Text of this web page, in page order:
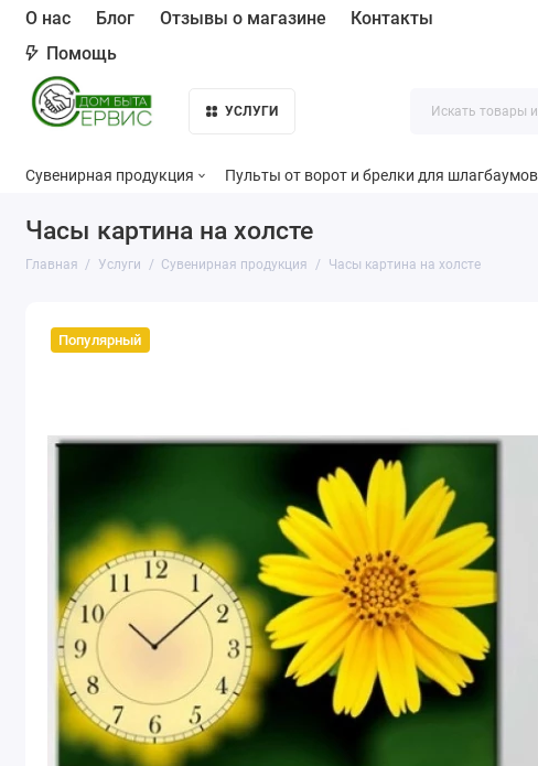
О нас Блог Отзывы о магазине
Контакты
Помощь
УСЛУГИ
Сувенирная продукция Пульты от ворот и брелки для шлагбаумов
Часы картина на холсте
Главная Услуги Сувенирная продукция Часы картина на холсте
Популярный